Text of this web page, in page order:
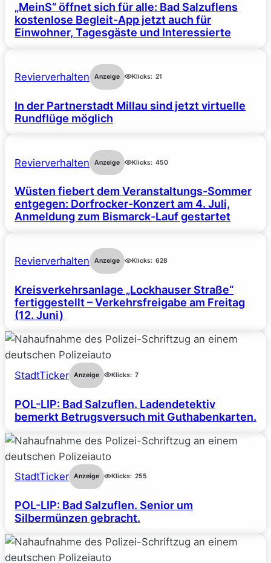
„MeinS“ öffnet sich für alle: Bad Salzuflens
kostenlose Begleit-App jetzt auch für
Einwohner, Tagesgäste und Interessierte
Revierverhalten Anzeige Klicks: 21
In der Partnerstadt Millau sind jetzt virtuelle
Rundflüge möglich
Revierverhalten Anzeige Klicks: 450
Wüsten fiebert dem Veranstaltungs-Sommer
entgegen: Dorfrocker-Konzert am 4. Juli,
Anmeldung zum Bismarck-Lauf gestartet
Revierverhalten Anzeige Klicks: 628
Kreisverkehrsanlage „Lockhauser Straße“
fertiggestellt – Verkehrsfreigabe am Freitag
(12. Juni)
StadtTicker Anzeige Klicks: 7
POL-LIP: Bad Salzuflen. Ladendetektiv
bemerkt Betrugsversuch mit Guthabenkarten.
StadtTicker Anzeige Klicks: 255
POL-LIP: Bad Salzuflen. Senior um
Silbermünzen gebracht.